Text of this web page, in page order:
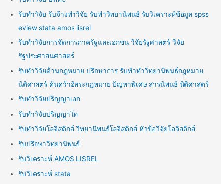
รับทำวิจัย รับจ้างทำวิจัย รับทำวิทยานิพนธ์ รับวิเคราะห์ข้อมูล spss
eview stata amos lisrel
รับทำวิจัยการจัดการภาครัฐและเอกชน วิจัยรัฐศาสตร์ วิจัย
รัฐประศาสนศาสตร์
รับทำวิจัยด้านกฎหมาย ปรึกษาการ รับทำทำวิทยานิพนธ์กฎหมาย
นิติศาสตร์ ค้นคว้าอิสระกฎหมาย ปัญหาพิเศษ สารนิพนธ์ นิติศาสตร์
รับทำวิจัยปริญญาเอก
รับทำวิจัยปริญญาโท
รับทำวิจัยโลจิสติกส์ วิทยานิพนธ์โลจิสติกส์ หัวข้อวิจัยโลจิสติกส์
รับปรึกษาวิทยานิพนธ์
รับวิเคราะห์ AMOS LISREL
รับวิเคราะห์ stata